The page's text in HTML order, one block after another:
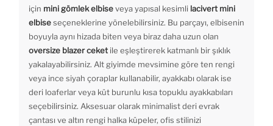
için mini gömlek elbiseveya yapısal kesimli lacivert mini
elbiseseçeneklerine yönelebilirsiniz. Bu parçayı, elbisenin
boyuyla aynı hizada biten veya biraz daha uzun olan
oversize blazer ceket ile eşleştirerek katmanlı bir şıklık
yakalayabilirsiniz. Alt giyimde mevsimine göre ten rengi
veya ince siyah çoraplar kullanabilir, ayakkabı olarak ise
deri loaferlar veya küt burunlu kısa topuklu ayakkabıları
seçebilirsiniz. Aksesuar olarak minimalist deri evrak
çantası ve altın rengi halka küpeler, ofis stilinizi